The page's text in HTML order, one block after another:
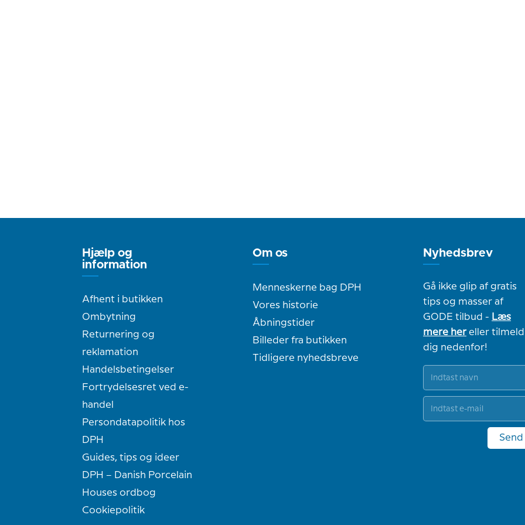
Hjælp og
information
Afhent i butikken
Ombytning
Returnering og
reklamation
Handelsbetingelser
Fortrydelsesret ved e-
handel
Persondatapolitik hos
DPH
Guides, tips og ideer
DPH – Danish Porcelain
Houses ordbog
Cookiepolitik
Om os
Menneskerne bag DPH
Vores historie
Åbningstider
Billeder fra butikken
Tidligere nyhedsbreve
Nyhedsbrev
Gå ikke glip af gratis
tips og masser af
GODE tilbud - Læs
mere hereller tilmeld
dig nedenfor!
Send